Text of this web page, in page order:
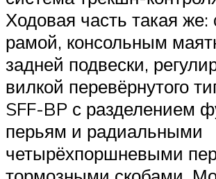
Ходовая часть такая же:
рамой, консольным
задней подвески,
вилкой перевёрнутого
SFF-BP с разделением
перьям и радиальными
четырёхпоршневыми